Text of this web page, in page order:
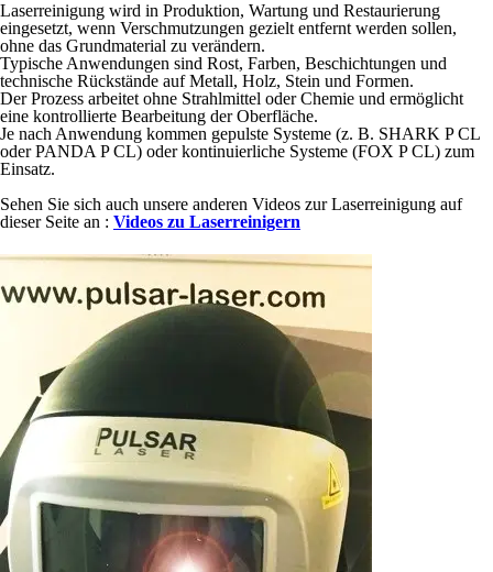
Laserreinigung wird in Produktion, Wartung und Restaurierung
eingesetzt, wenn Verschmutzungen gezielt entfernt werden sollen,
ohne das Grundmaterial zu verändern.
Typische Anwendungen sind Rost, Farben, Beschichtungen und
technische Rückstände auf Metall, Holz, Stein und Formen.
Der Prozess arbeitet ohne Strahlmittel oder Chemie und ermöglicht
eine kontrollierte Bearbeitung der Oberfläche.
Je nach Anwendung kommen gepulste Systeme (z. B. SHARK P CL
oder PANDA P CL) oder kontinuierliche Systeme (FOX P CL) zum
Einsatz.
Sehen Sie sich auch unsere anderen Videos zur Laserreinigung auf
dieser Seite an : Videos zu Laserreinigern